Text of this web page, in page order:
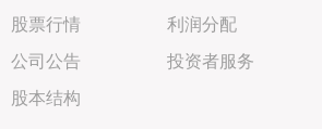
股票行情
公司公告
股本结构
利润分配
投资者服务